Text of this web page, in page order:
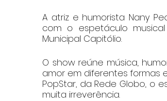
A atriz e humorista Nany
com o espetáculo
Municipal Capitólio.
O show reúne música,
amor em diferentes formas
PopStar, da Rede Globo, o
muita irreverência.